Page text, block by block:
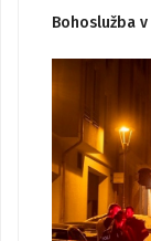
Bohoslužba